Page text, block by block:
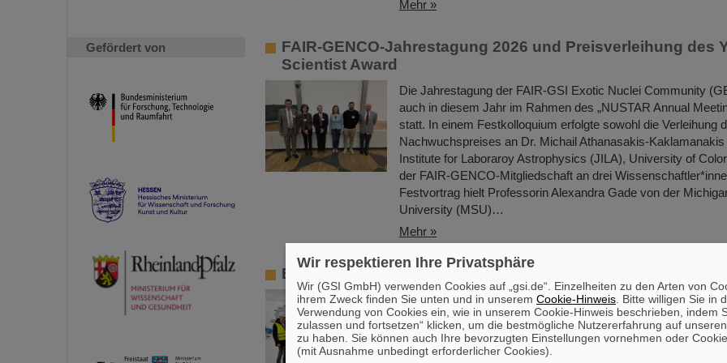
Gefördert von
Mehr »
FAIR-GENCO-Jahrestagung 2026 und Preisverleihung des
Scientist Award
Die Jahrestagung der FAIR-GSI Exotic Nuclei Community
auch in diesem Jahr im Rahmen des „NUSTAR Annual
statt. In einem Festkolloquium erfolgte sowohl die Verleihung
Nachwuchspreises an Dr. Michail Athanasakis-
Institute for Laboraroy Astrophysics (JILA), University of
der FAIR-GENCO-Mitgliedschaft an drei
Festvortrag hielt Professorin Alexandra Gade von der
University (MSU)…
Mehr »
Bundestagsabgeordnete Svenja Schulze zu Besuch bei GSI/
Die Bundestagsabgeordnete Svenja Schulze (SPD),
wirtschaftliche Zusammenarbeit und Entwicklung, besuchte
dem hessischen Landtagsabgeordneten Bijan Kaffenberger
FAIR in Darmstadt. Im Mittelpunkt des Besuchs standen die
Wir respektieren Ihre Privatsphäre
Wir (GSI GmbH) verwenden Cookies auf „gsi.de“. Einzelheiten zu den Arten von
ihrem Zweck finden Sie unten und in unserem Cookie-Hinweis . Bitte willigen Sie in
Verwendung von Cookies ein, wie in unserem Cookie-Hinweis beschrieben, indem
zulassen und fortsetzen“ klicken, um die bestmögliche Nutzererfahrung auf
zu haben. Sie können auch Ihre bevorzugten Einstellungen vornehmen oder
(mit Ausnahme unbedingt erforderlicher Cookies).